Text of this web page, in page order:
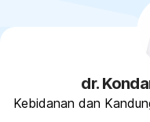
dr.
Kebidanan dan